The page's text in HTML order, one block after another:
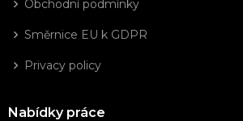
Obchodní podmínky
Směrnice EU k GDPR
Privacy policy
Nabídky práce